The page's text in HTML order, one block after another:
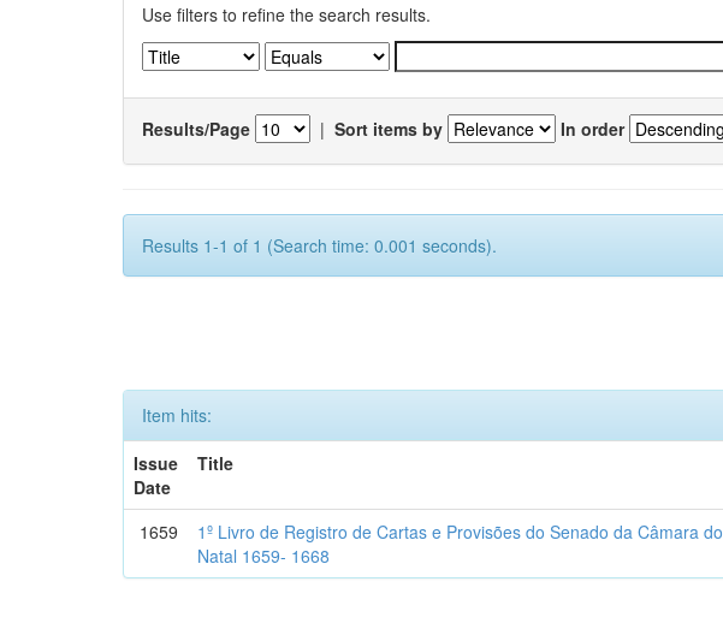
Use filters to refine the search results.
Results/Page | Sort items by In order
Results 1-1 of 1 (Search time: 0.001 seconds).
Item hits:
Issue
Date
Title
1659
1º Livro de Registro de Cartas e Provisões do Senado da Câmara do
Natal 1659- 1668